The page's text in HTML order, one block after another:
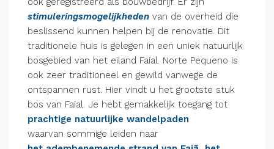
stimuleringsmogelijkheden van de overheid die
beslissend kunnen helpen bij de renovatie. Dit
traditionele huis is gelegen in een uniek natuurlijk
bosgebied van het eiland Faial. Norte Pequeno is
ook zeer traditioneel en gewild vanwege de
ontspannen rust. Hier vindt u het grootste stuk
bos van Faial. Je hebt gemakkelijk toegang tot
prachtige natuurlijke wandelpaden
waarvan sommige leiden naar